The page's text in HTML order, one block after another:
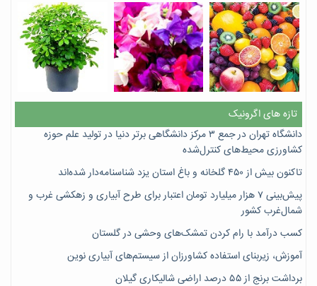
تازه های اگرونیک
دانشگاه تهران در جمع ۳ مرکز دانشگاهی برتر دنیا در تولید علم حوزه
کشاورزی محیط‌های کنترل‌شده
تاکنون بیش از ۴۵۰ گلخانه و باغ استان یزد شناسنامه‌دار شده‌اند
پیش‌بینی ۷‌ هزار میلیارد تومان اعتبار برای طرح آبیاری و زهکشی غرب و
شمال‌غرب کشور
کسب درآمد با رام کردن تمشک‌های وحشی در گلستان
آموزش، زیربنای استفاده کشاورزان از سیستم‌های آبیاری نوین
برداشت برنج از ۵۵ درصد اراضی شالیکاری گیلان